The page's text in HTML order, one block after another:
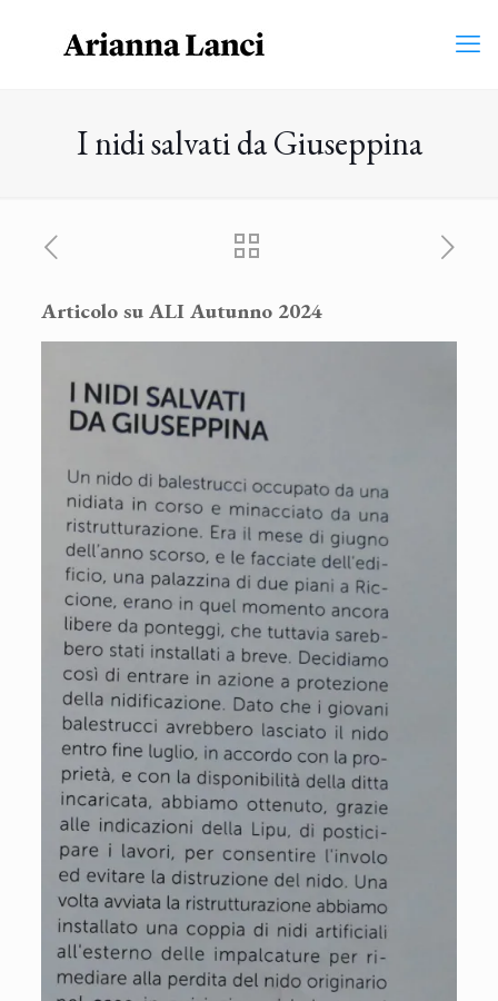
I nidi salvati da Giuseppina
Articolo su ALI Autunno 2024